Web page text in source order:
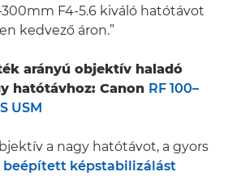
F4-5.6 kiváló hatótávot
kedvező áron.”
arányú objektív haladó
hatótávhoz: Canon RF 100–
USM
a nagy hatótávot, a gyors
beépített képstabilizálást